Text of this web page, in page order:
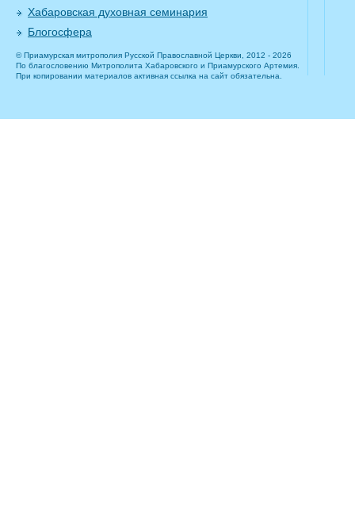
Хабаровская духовная семинария
Блогосфера
© Приамурская митрополия Русской Православной Церкви, 2012 - 2026
По благословению Митрополита Хабаровского и Приамурского Артемия.
При копировании материалов активная ссылка на сайт обязательна.